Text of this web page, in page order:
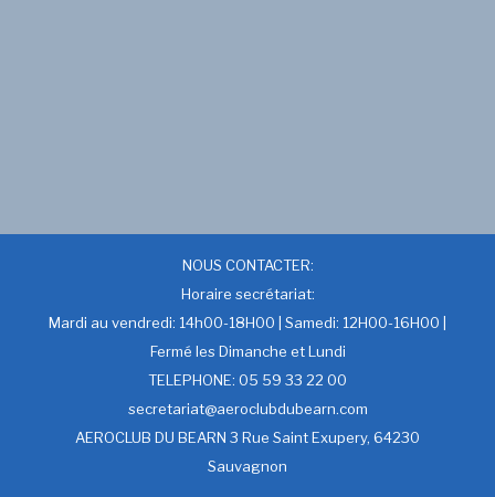
NOUS CONTACTER:
Horaire secrétariat:
Mardi au vendredi: 14h00-18H00 | Samedi: 12H00-16H00 |
Fermé les Dimanche et Lundi
TELEPHONE: 05 59 33 22 00
secretariat@aeroclubdubearn.com
AEROCLUB DU BEARN 3 Rue Saint Exupery, 64230
Sauvagnon